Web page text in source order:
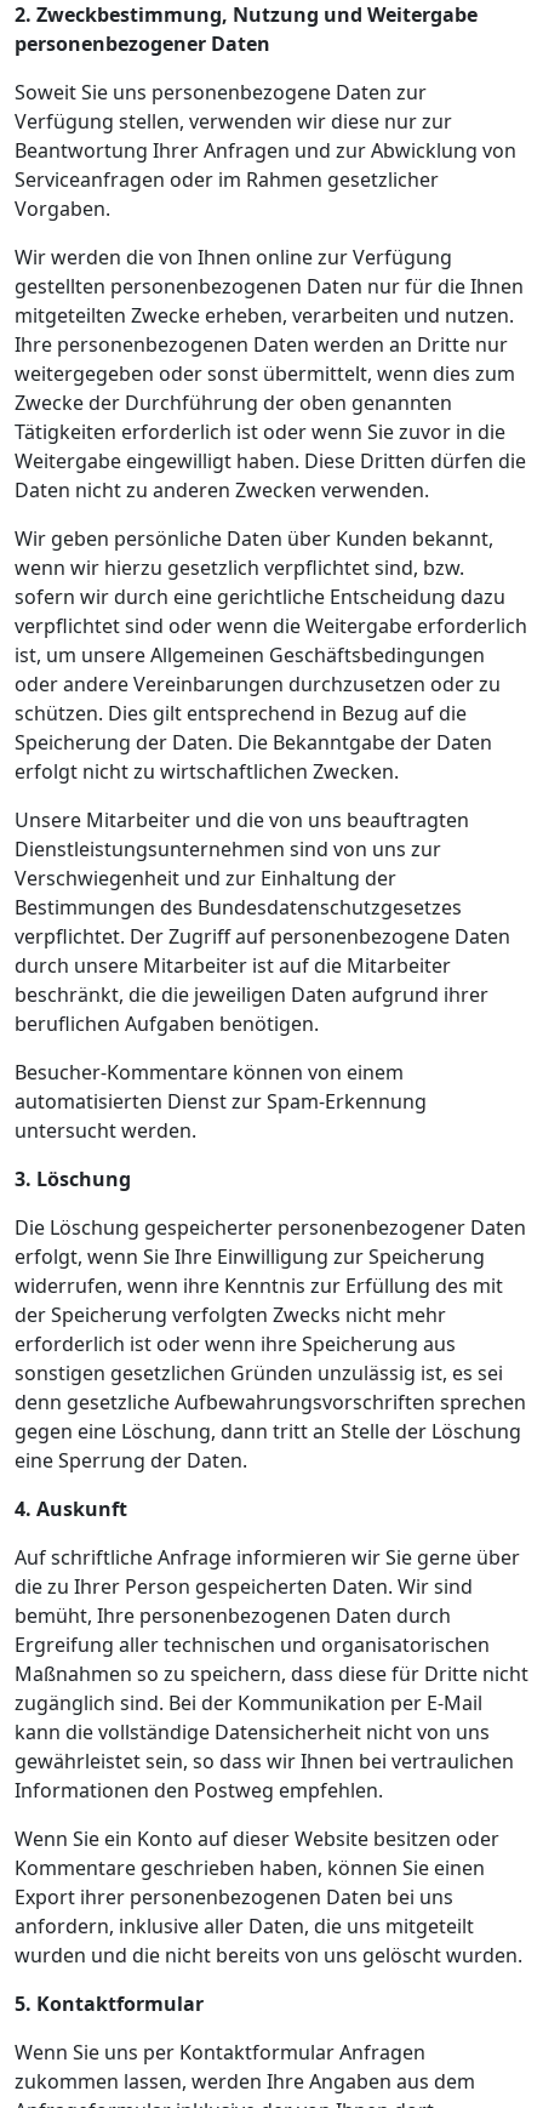
2. Zweckbestimmung, Nutzung und Weitergabe
personenbezogener Daten
Soweit Sie uns personenbezogene Daten zur
Verfügung stellen, verwenden wir diese nur zur
Beantwortung Ihrer Anfragen und zur Abwicklung von
Serviceanfragen oder im Rahmen gesetzlicher
Vorgaben.
Wir werden die von Ihnen online zur Verfügung
gestellten personenbezogenen Daten nur für die Ihnen
mitgeteilten Zwecke erheben, verarbeiten und nutzen.
Ihre personenbezogenen Daten werden an Dritte nur
weitergegeben oder sonst übermittelt, wenn dies zum
Zwecke der Durchführung der oben genannten
Tätigkeiten erforderlich ist oder wenn Sie zuvor in die
Weitergabe eingewilligt haben. Diese Dritten dürfen die
Daten nicht zu anderen Zwecken verwenden.
Wir geben persönliche Daten über Kunden bekannt,
wenn wir hierzu gesetzlich verpflichtet sind, bzw.
sofern wir durch eine gerichtliche Entscheidung dazu
verpflichtet sind oder wenn die Weitergabe erforderlich
ist, um unsere Allgemeinen Geschäftsbedingungen
oder andere Vereinbarungen durchzusetzen oder zu
schützen. Dies gilt entsprechend in Bezug auf die
Speicherung der Daten. Die Bekanntgabe der Daten
erfolgt nicht zu wirtschaftlichen Zwecken.
Unsere Mitarbeiter und die von uns beauftragten
Dienstleistungsunternehmen sind von uns zur
Verschwiegenheit und zur Einhaltung der
Bestimmungen des Bundesdatenschutzgesetzes
verpflichtet. Der Zugriff auf personenbezogene Daten
durch unsere Mitarbeiter ist auf die Mitarbeiter
beschränkt, die die jeweiligen Daten aufgrund ihrer
beruflichen Aufgaben benötigen.
Besucher-Kommentare können von einem
automatisierten Dienst zur Spam-Erkennung
untersucht werden.
3. Löschung
Die Löschung gespeicherter personenbezogener Daten
erfolgt, wenn Sie Ihre Einwilligung zur Speicherung
widerrufen, wenn ihre Kenntnis zur Erfüllung des mit
der Speicherung verfolgten Zwecks nicht mehr
erforderlich ist oder wenn ihre Speicherung aus
sonstigen gesetzlichen Gründen unzulässig ist, es sei
denn gesetzliche Aufbewahrungsvorschriften sprechen
gegen eine Löschung, dann tritt an Stelle der Löschung
eine Sperrung der Daten.
4. Auskunft
Auf schriftliche Anfrage informieren wir Sie gerne über
die zu Ihrer Person gespeicherten Daten. Wir sind
bemüht, Ihre personenbezogenen Daten durch
Ergreifung aller technischen und organisatorischen
Maßnahmen so zu speichern, dass diese für Dritte nicht
zugänglich sind. Bei der Kommunikation per E-Mail
kann die vollständige Datensicherheit nicht von uns
gewährleistet sein, so dass wir Ihnen bei vertraulichen
Informationen den Postweg empfehlen.
Wenn Sie ein Konto auf dieser Website besitzen oder
Kommentare geschrieben haben, können Sie einen
Export ihrer personenbezogenen Daten bei uns
anfordern, inklusive aller Daten, die uns mitgeteilt
wurden und die nicht bereits von uns gelöscht wurden.
5. Kontaktformular
Wenn Sie uns per Kontaktformular Anfragen
zukommen lassen, werden Ihre Angaben aus dem